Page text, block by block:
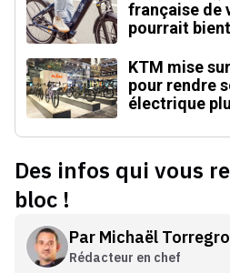
française de
pourrait
KTM mise
pour rendre
électrique
Des infos qui vous
bloc !
Par Michaël
Rédacteur en chef